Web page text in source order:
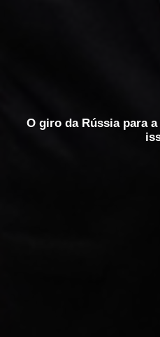
O giro da Rússia para